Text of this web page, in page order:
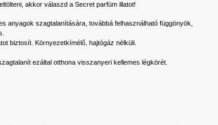
akkor válaszd a Secret parfüm illatot!
anyagok szagtalanítására, továbbá felhasználható függönyök,
biztosít. Környezetkímélő, hajtógáz nélküli.
ezáltal otthona visszanyeri kellemes légkörét.